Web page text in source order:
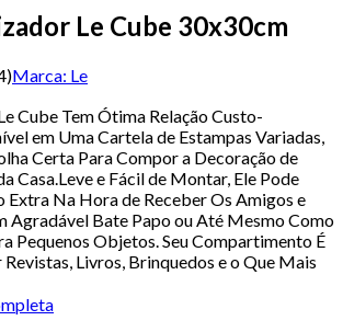
Le Cube 30x30cm
)Marca: Le
Cube Tem Ótima Relação Custo-
em Uma Cartela de Estampas Variadas,
Certa Para Compor a Decoração de
Casa.Leve e Fácil de Montar, Ele Pode
Extra Na Hora de Receber Os Amigos e
Agradável Bate Papo ou Até Mesmo Como
Pequenos Objetos. Seu Compartimento É
Livros, Brinquedos e o Que Mais